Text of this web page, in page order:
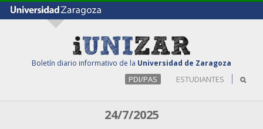
Boletín diario informativo de la Universidad de Zaragoza
PDI/PAS ESTUDIANTES
24/7/2025